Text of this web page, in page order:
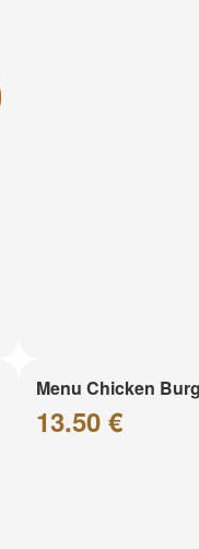
Menu Chicken
13.50 €